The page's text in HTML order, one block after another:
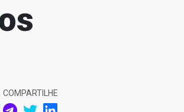
COMPARTILHE